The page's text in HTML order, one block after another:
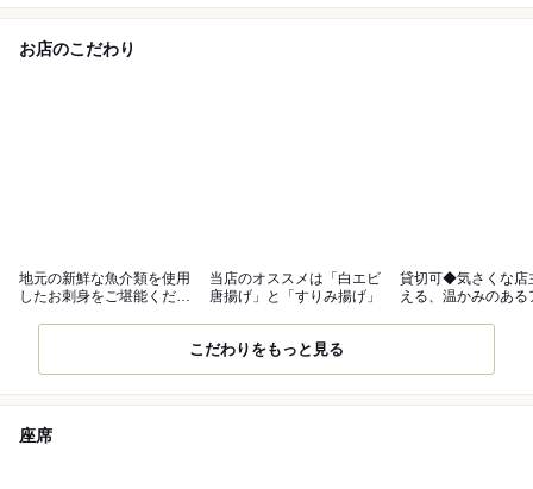
お店のこだわり
地元の新鮮な魚介類を使用
したお刺身をご堪能くださ
当店のオススメは「白エビ
唐揚げ」と「すりみ揚げ」
貸切可◆気さくな店
える、温かみのある
こだわりをもっと見る
座席